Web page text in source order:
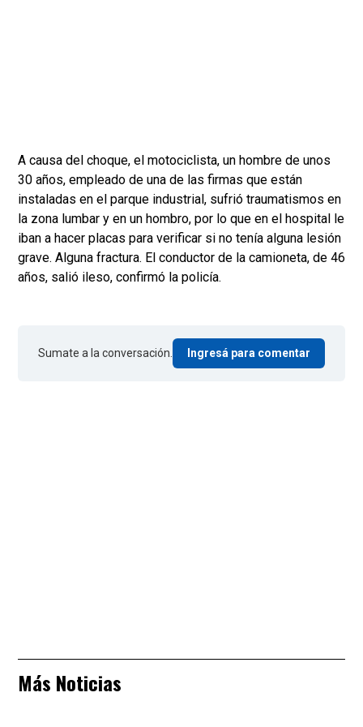
A causa del choque, el motociclista, un hombre de unos
30 años, empleado de una de las firmas que están
instaladas en el parque industrial, sufrió traumatismos en
la zona lumbar y en un hombro, por lo que en el hospital le
iban a hacer placas para verificar si no tenía alguna lesión
grave. Alguna fractura. El conductor de la camioneta, de 46
años, salió ileso, confirmó la policía.
Sumate a la conversación. Ingresá para comentar
Más Noticias